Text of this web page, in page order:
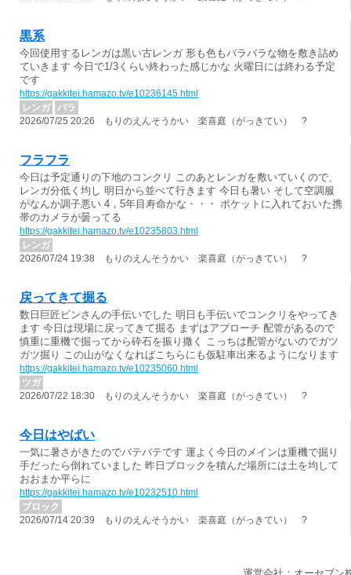
黒系
今回使用するレンガは黒い古レンガ 形も色もバラバラな物を敷き詰め
ていきます 今日で1/3くらい終わった感じかな 火曜日には終わる予定
です
https://gakkitei.hamazo.tv/e10236145.html
レンガ
バラ
2026/07/25 20:26 もりのえんそうかい 楽喜庭（がっきてい） ?
フラフラ
今日は予定通りの下地のコンクリ このあとレンガを敷いていくので、
レンガ分低く均し 明日から並べて行きます 今日も暑い そして空調服
がなんか調子悪い 4，5年目寿命かな・・・ ポケットに入れておいた携
帯のカメラが曇ってる
https://gakkitei.hamazo.tv/e10235803.html
レンガ
2026/07/24 19:38 もりのえんそうかい 楽喜庭（がっきてい） ?
戻ってきて掘る
数日巨匠ビンさんの手伝いでした 明日も手伝いでコンクリをやってき
ます 今日は現場に戻ってきて掘る まずはアプローチ 配管があるので
慎重に重機で掘ってから砕石を振り撒く こっちは配管がないのでガツ
ガツ掘り この山がなくなればこちらにも仮駐車出来るようになります
https://gakkitei.hamazo.tv/e10235060.html
ツガ
2026/07/22 18:30 もりのえんそうかい 楽喜庭（がっきてい） ?
今日はやばい
一気に暑さがきたのでバテバテです 運よく今日のメインは重機で掘り
手だったら倒れていました 昨日ブロックを積んだ場所には土を均して
おおまか平らに
https://gakkitei.hamazo.tv/e10232510.html
ブロック
2026/07/14 20:39 もりのえんそうかい 楽喜庭（がっきてい） ?